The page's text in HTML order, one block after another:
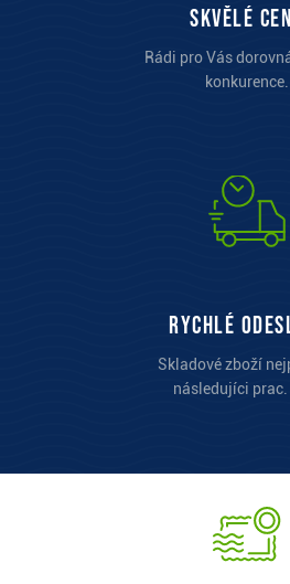
Skvělé
Rádi pro Vás
konkurence.
Rychlé
Skladové zboží
následujíci prac.